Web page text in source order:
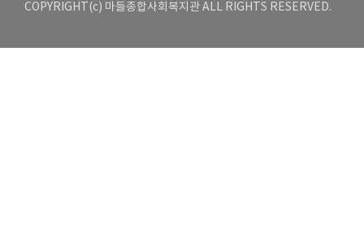
COPYRIGHT(c) 마들종합사회복지관 ALL RIGHTS RESERVED.